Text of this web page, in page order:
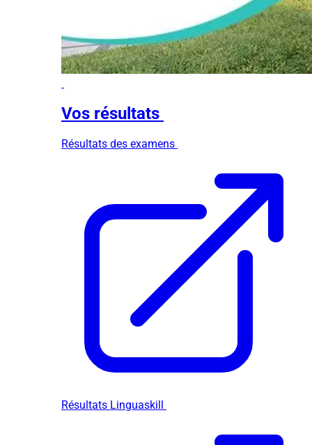
Vos résultats
Résultats des examens
Résultats Linguaskill